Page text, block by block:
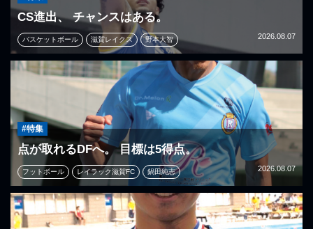
CS進出、 チャンスはある。
2026.08.07
バスケットボール 滋賀レイクス 野本大智
#特集
点が取れるDFへ。 目標は5得点。
2026.08.07
フットボール レイラック滋賀FC 鍋田純志